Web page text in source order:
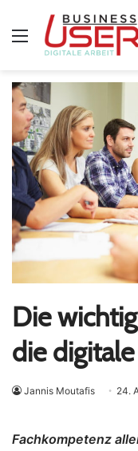
Menü
Die
die
Jannis Moutafis 24.
Fachkompetenz